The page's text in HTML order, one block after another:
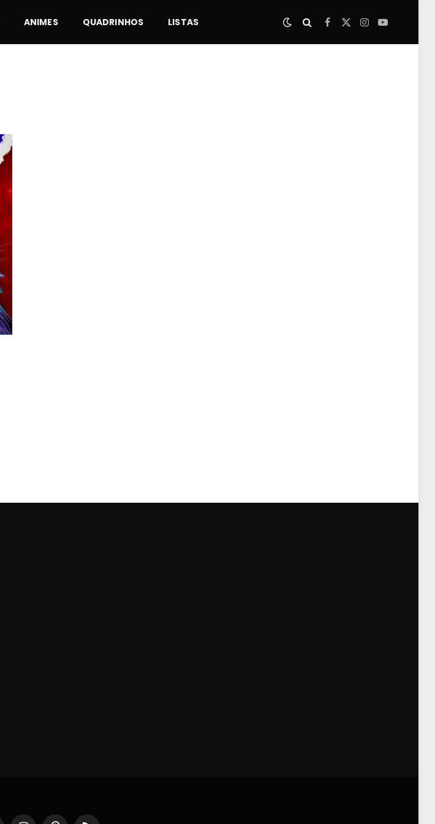
ANIMES QUADRINHOS LISTAS Facebook
X
Instagram
YouTube